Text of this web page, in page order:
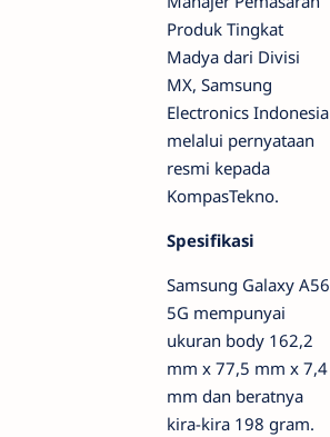
Produk Tingkat
Madya dari Divisi
MX, Samsung
Electronics Indonesia
melalui pernyataan
resmi kepada
KompasTekno.
Spesifikasi
Samsung Galaxy A56
5G mempunyai
ukuran body 162,2
mm x 77,5 mm x 7,4
mm dan beratnya
kira-kira 198 gram.